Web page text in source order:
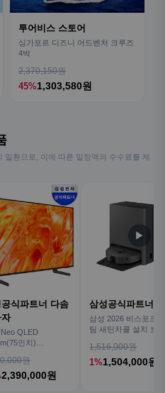
투어비스 스토어
싱가포르 디즈니 어드벤처 크루즈
4박
2,370,150원
45%1,303,580원
환으로, 이에 따른 일정액의 수수료를 제
식파트너 다솜
자
QLED
인치)
원
2,390,000원
삼성공식파트너
삼성 2026 비스포크
팀 새틴차콜 설치 보
1,516,000원
1%1,504,000원
▶